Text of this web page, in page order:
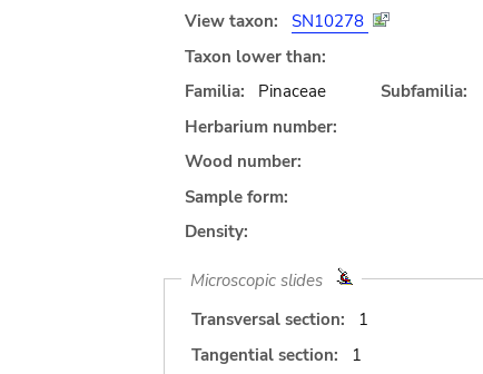
View taxon:
SN10278
Taxon lower than:
Familia:
Pinaceae
Subfamilia:
Herbarium number:
Wood number:
Sample form:
Density:
Microscopic slides
Transversal section:
1
Tangential section:
1